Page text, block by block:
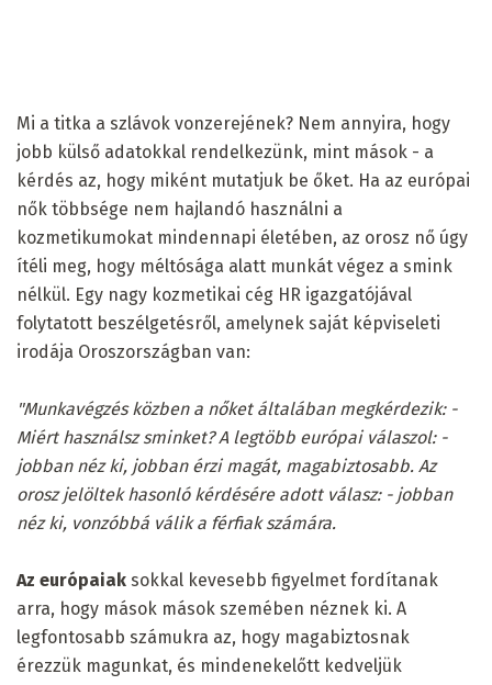
Mi a titka a szlávok vonzerejének? Nem annyira, hogy
jobb külső adatokkal rendelkezünk, mint mások - a
kérdés az, hogy miként mutatjuk be őket. Ha az európai
nők többsége nem hajlandó használni a
kozmetikumokat mindennapi életében, az orosz nő úgy
ítéli meg, hogy méltósága alatt munkát végez a smink
nélkül. Egy nagy kozmetikai cég HR igazgatójával
folytatott beszélgetésről, amelynek saját képviseleti
irodája Oroszországban van:
"Munkavégzés közben a nőket általában megkérdezik: -
Miért használsz sminket? A legtöbb európai válaszol: -
jobban néz ki, jobban érzi magát, magabiztosabb. Az
orosz jelöltek hasonló kérdésére adott válasz: - jobban
néz ki, vonzóbbá válik a férfiak számára.
Az európaiak sokkal kevesebb figyelmet fordítanak
arra, hogy mások mások szemében néznek ki. A
legfontosabb számukra az, hogy magabiztosnak
érezzük magunkat, és mindenekelőtt kedveljük